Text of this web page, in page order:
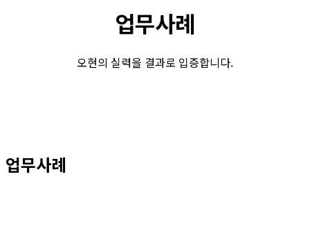
업무사례
오현의 실력을 결과로 입증합니다.
업무사례